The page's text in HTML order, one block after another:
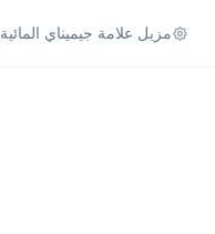
مزيل علامة جيميناي المائية